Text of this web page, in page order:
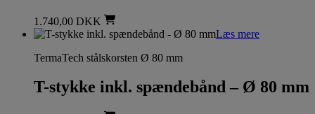
1.740,00 DKK
Læs mere
TermaTech stålskorsten Ø 80 mm
T-stykke inkl. spændebånd – Ø 80 mm